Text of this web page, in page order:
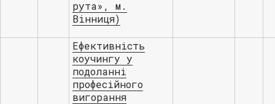
рута», м.
Вінниця)
Ефективність
коучингу у
подолaнні
професійного
вигорaння